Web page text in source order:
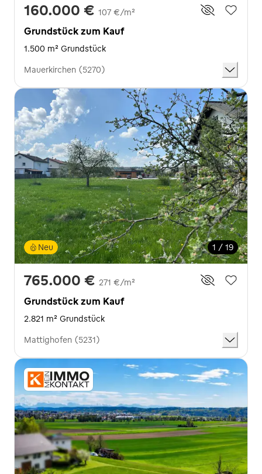
160.000 € 107 €/m²
Grundstück zum Kauf
1.500 m² Grundstück
Mauerkirchen (5270)
1 / 19
Neu
765.000 € 271 €/m²
Grundstück zum Kauf
2.821 m² Grundstück
Mattighofen (5231)